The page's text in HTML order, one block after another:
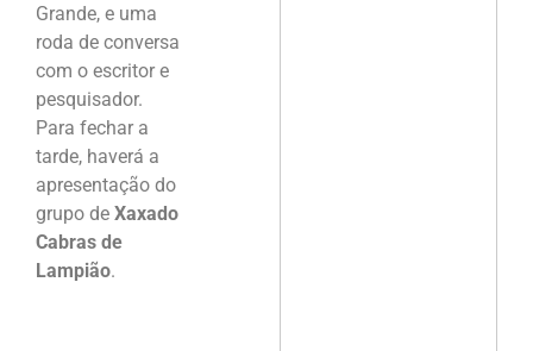
Grande, e uma
roda de conversa
com o escritor e
pesquisador.
Para fechar a
tarde, haverá a
apresentação do
grupo de Xaxado
Cabras de
Lampião.